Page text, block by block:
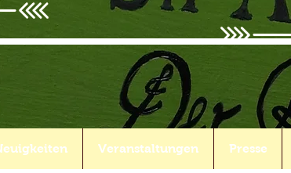
Veranstaltungen Presse